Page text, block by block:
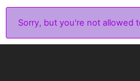
Sorry, but you're not allowed